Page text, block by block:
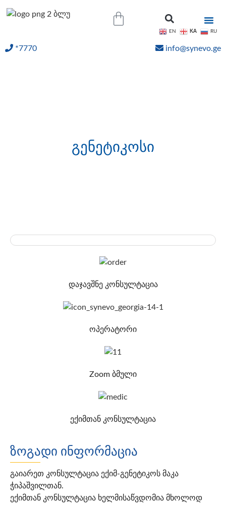
*7770 info@synevo.ge
გენეტიკოსი
დაჯავშნე კონსულტაცია
ოპერატორი
Zoom ბმული
ექიმთან კონსულტაცია
ზოგადი ინფორმაცია
გაიარეთ კონსულტაცია ექიმ-გენეტიკოს მაკა
ჭიპაშვილთან.
ექიმთან კონსულტაცია ხელმისაწვდომია მხოლოდ
EN KA RU